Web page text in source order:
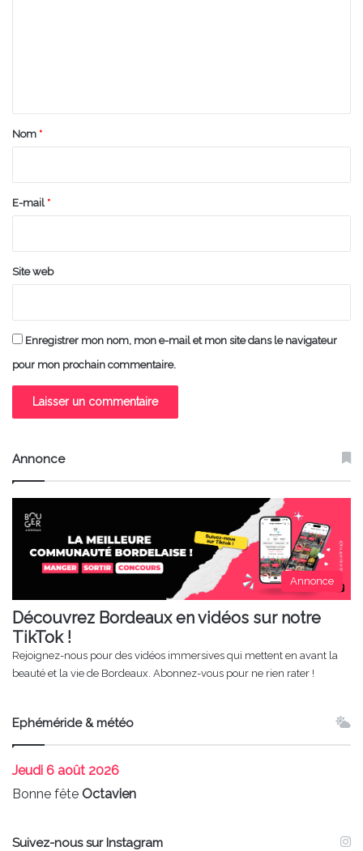
a
e
Nom *
E-mail *
Site web
Enregistrer mon nom, mon e-mail et mon site dans le navigateur
pour mon prochain commentaire.
Annonce
Annonce
Découvrez Bordeaux en vidéos sur notre
TikTok !
Rejoignez-nous pour des vidéos immersives qui mettent en avant la
beauté et la vie de Bordeaux. Abonnez-vous pour ne rien rater !
Ephéméride & météo
Jeudi 6 août 2026
Bonne fête Octavien
Suivez-nous sur Instagram